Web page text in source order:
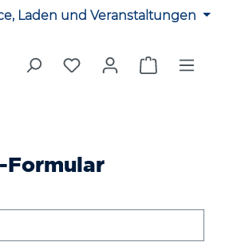
Laden und Veranstaltungen
Du hast 0 Produkte auf
Warenkorb
Formular